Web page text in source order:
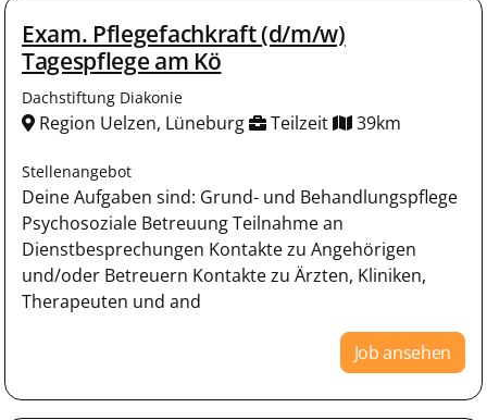
Exam. Pflegefachkraft (d/m/w)
Tagespflege am Kö
Dachstiftung Diakonie
Region Uelzen, Lüneburg Teilzeit 39km
Stellenangebot
Deine Aufgaben sind: Grund- und Behandlungspflege
Psychosoziale Betreuung Teilnahme an
Dienstbesprechungen Kontakte zu Angehörigen
und/oder Betreuern Kontakte zu Ärzten, Kliniken,
Therapeuten und and
Job ansehen